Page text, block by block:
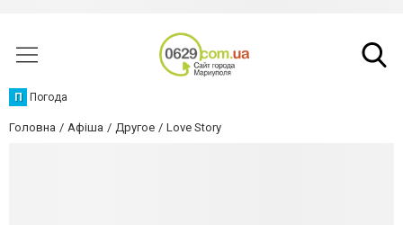
П Погода
Головна Афіша Другое Love Story